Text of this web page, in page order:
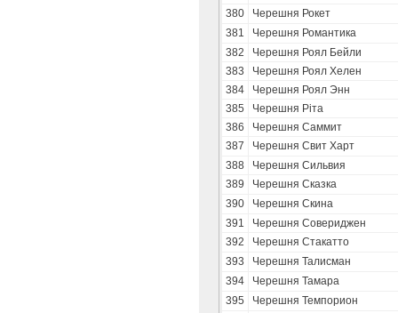
380
Черешня Рокет
381
Черешня Романтика
382
Черешня Роял Бейли
383
Черешня Роял Хелен
384
Черешня Роял Энн
385
Черешня Ріта
386
Черешня Саммит
387
Черешня Свит Харт
388
Черешня Сильвия
389
Черешня Сказка
390
Черешня Скина
391
Черешня Совериджен
392
Черешня Стакатто
393
Черешня Талисман
394
Черешня Тамара
395
Черешня Темпорион